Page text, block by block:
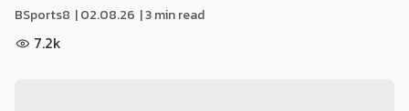
BSports8 |02.08.26 | 3 min read
7.2k